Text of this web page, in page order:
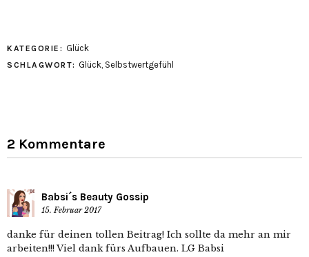
KATEGORIE: Glück
SCHLAGWORT: Glück Selbstwertgefühl
2 Kommentare
Babsi´s Beauty Gossip
15. Februar 2017
danke für deinen tollen Beitrag! Ich sollte da mehr an mir
arbeiten!!! Viel dank fürs Aufbauen. LG Babsi